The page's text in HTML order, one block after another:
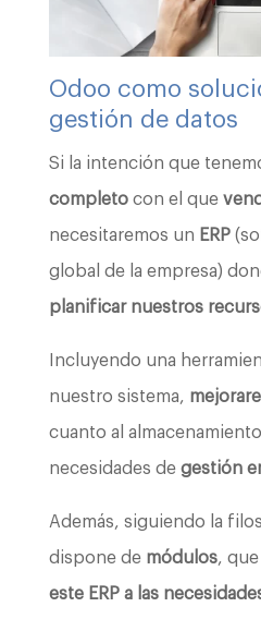
Odoo como
gestión de datos
Si la intención que
completocon el que
necesitaremos un ERP
global de la empresa)
planificar nuestros
Incluyendo una
nuestro sistema,
cuanto al
necesidades de gestión
Además, siguiendo la
dispone demódulos,
este ERP a las